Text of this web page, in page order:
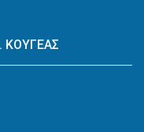
ΚΟΥΓΕΑΣ